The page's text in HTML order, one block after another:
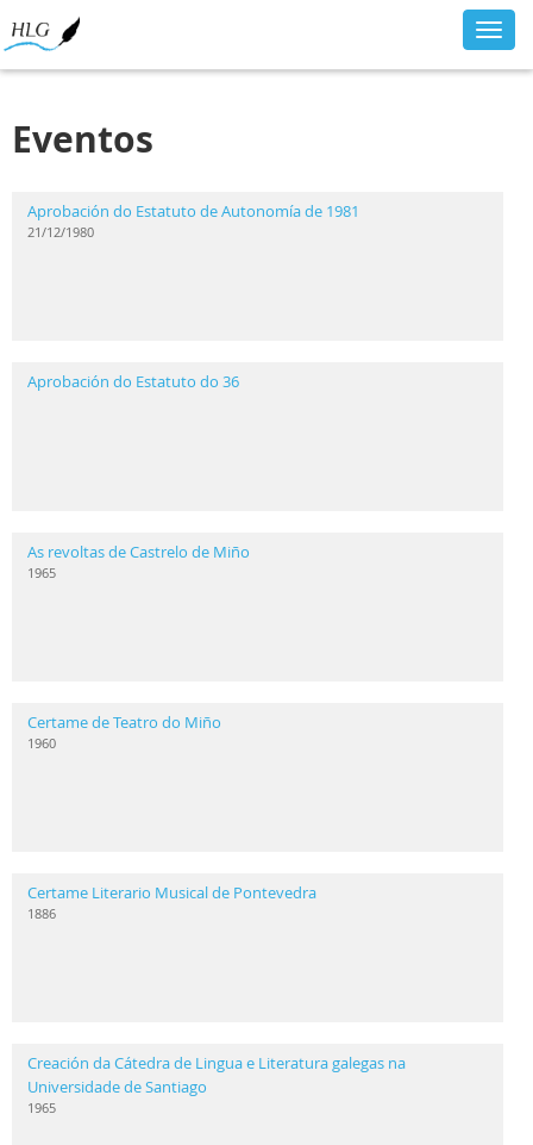
Eventos
Aprobación do Estatuto de Autonomía de 1981
21/12/1980
Aprobación do Estatuto do 36
As revoltas de Castrelo de Miño
1965
Certame de Teatro do Miño
1960
Certame Literario Musical de Pontevedra
1886
Creación da Cátedra de Lingua e Literatura galegas na
Universidade de Santiago
1965